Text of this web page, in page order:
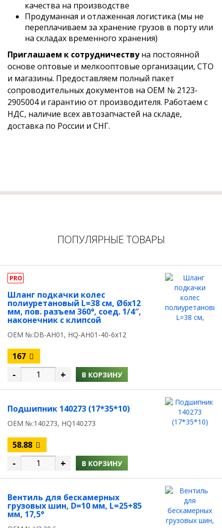
качества на производстве
Продуманная и отлаженная логистика (мы не
переплачиваем за хранение грузов в порту или
на складах временного хранения)
Приглашаем к сотрудничествуна постоянной
основе оптовые и мелкооптовые организации, СТО
и магазины. Предоставляем полный пакет
сопроводительных документов на OEM № 2123-
2905004 и гарантию от производителя. Работаем с
НДС, наличие всех автозапчастей на складе,
доставка по России и СНГ.
ПОПУЛЯРНЫЕ ТОВАРЫ
PRO
Шланг подкачки колес
полиуретановый L=38 см, Ø6x12
мм, пов. разъем 360°, соед. 1/4″,
наконечник с клипсой
OEM №:DB-AH01, HQ-AH01-40-6x12
167
- + В КОРЗИНУ
Подшипник 140273 (17*35*10)
OEM №:140273, HQ140273
58.88
- + В КОРЗИНУ
Вентиль для бескамерных
грузовых шин, D=10 мм, L=25+85
мм, 17,5°